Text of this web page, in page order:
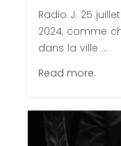
Radio J. 25
2024, comme
dans la ville ...
Read more.